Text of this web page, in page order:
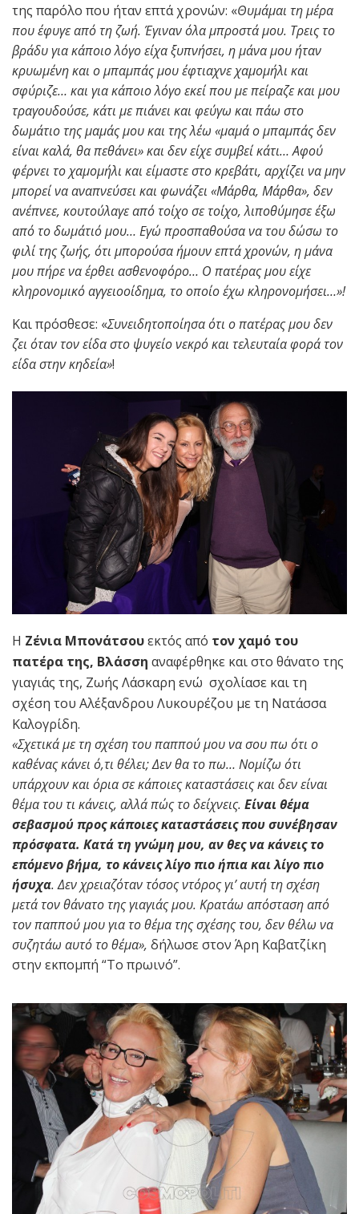
της παρόλο που ήταν επτά χρονών: «Θυμάμαι τη μέρα
που έφυγε από τη ζωή. Έγιναν όλα μπροστά μου. Τρεις το
βράδυ για κάποιο λόγο είχα ξυπνήσει, η μάνα μου ήταν
κρυωμένη και ο μπαμπάς μου έφτιαχνε χαμομήλι και
σφύριζε… και για κάποιο λόγο εκεί που με πείραζε και μου
τραγουδούσε, κάτι με πιάνει και φεύγω και πάω στο
δωμάτιο της μαμάς μου και της λέω «μαμά ο μπαμπάς δεν
είναι καλά, θα πεθάνει» και δεν είχε συμβεί κάτι… Αφού
φέρνει το χαμομήλι και είμαστε στο κρεβάτι, αρχίζει να μην
μπορεί να αναπνεύσει και φωνάζει «Μάρθα, Μάρθα», δεν
ανέπνεε, κουτούλαγε από τοίχο σε τοίχο, λιποθύμησε έξω
από το δωμάτιό μου… Εγώ προσπαθούσα να του δώσω το
φιλί της ζωής, ότι μπορούσα ήμουν επτά χρονών, η μάνα
μου πήρε να έρθει ασθενοφόρο… Ο πατέρας μου είχε
κληρονομικό αγγειοοίδημα, το οποίο έχω κληρονομήσει…»!
Και πρόσθεσε: «Συνειδητοποίησα ότι ο πατέρας μου δεν
ζει όταν τον είδα στο ψυγείο νεκρό και τελευταία φορά τον
είδα στην κηδεία»!
Η Ζένια Μπονάτσουεκτός από τον χαμό του
πατέρα της, Βλάσση αναφέρθηκε και στο θάνατο της
γιαγιάς της, Ζωής Λάσκαρη ενώ σχολίασε και τη
σχέση του Αλέξανδρου Λυκουρέζου με τη Νατάσσα
Καλογρίδη.
«Σχετικά με τη σχέση του παππού μου να σου πω ότι ο
καθένας κάνει ό,τι θέλει; Δεν θα το πω… Νομίζω ότι
υπάρχουν και όρια σε κάποιες καταστάσεις και δεν είναι
θέμα του τι κάνεις, αλλά πώς το δείχνεις. Είναι θέμα
σεβασμού προς κάποιες καταστάσεις που συνέβησαν
πρόσφατα. Κατά τη γνώμη μου, αν θες να κάνεις το
επόμενο βήμα, το κάνεις λίγο πιο ήπια και λίγο πιο
ήσυχα. Δεν χρειαζόταν τόσος ντόρος γι’ αυτή τη σχέση
μετά τον θάνατο της γιαγιάς μου. Κρατάω απόσταση από
τον παππού μου για το θέμα της σχέσης του, δεν θέλω να
συζητάω αυτό το θέμα», δήλωσε στoν Άρη Καβατζίκη
στην εκπομπή “Το πρωινό”.